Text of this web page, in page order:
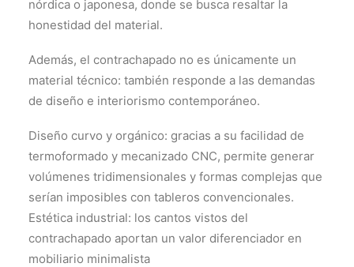
nórdica o japonesa, donde se busca resaltar la
honestidad del material.
Además, el contrachapado no es únicamente un
material técnico: también responde a las demandas
de diseño e interiorismo contemporáneo.
Diseño curvo y orgánico: gracias a su facilidad de
termoformado y mecanizado CNC, permite generar
volúmenes tridimensionales y formas complejas que
serían imposibles con tableros convencionales.
Estética industrial: los cantos vistos del
contrachapado aportan un valor diferenciador en
mobiliario minimalista